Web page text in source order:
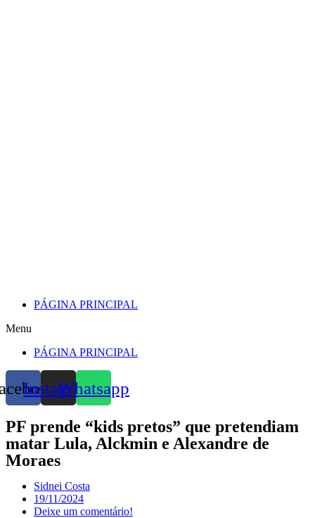
PÁGINA PRINCIPAL
Menu
PÁGINA PRINCIPAL
InstagramWhatsapp
PF prende “kids pretos” que pretendiam
matar Lula, Alckmin e Alexandre de
Moraes
Sidnei Costa
19/11/2024
Deixe um comentário!